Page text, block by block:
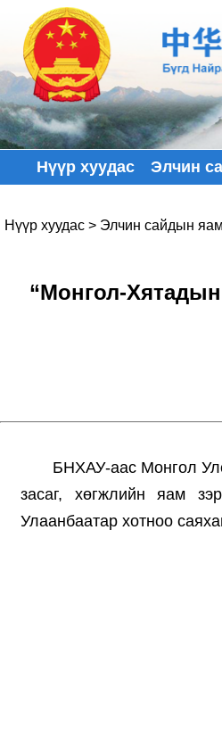
Нүүр хуудас Элчин
Нүүр хуудас > Элчин сайдын
“Монгол-Хятадын
БНХАУ-аас Монгол
засаг, хөгжлийн яам
Улаанбаатар хотноо